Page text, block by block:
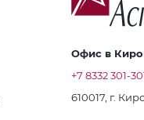
Офис в
+7 8332 301-
610017, г.